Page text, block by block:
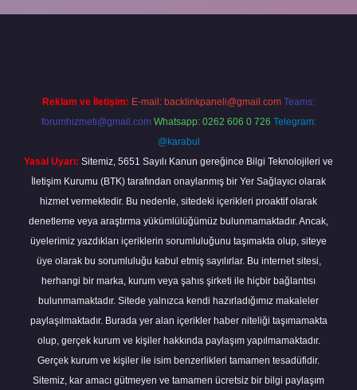
Reklam ve İletişim: E-mail: backlinkpaneli@gmail.com Teams:
forumhizmeti@gmail.com Whatsapp: 0262 606 0 726 Telegram:
@karabul
Yasal Uyarı: Sitemiz, 5651 Sayılı Kanun gereğince Bilgi Teknolojileri ve
İletişim Kurumu (BTK) tarafından onaylanmış bir Yer Sağlayıcı olarak
hizmet vermektedir. Bu nedenle, sitedeki içerikleri proaktif olarak
denetleme veya araştırma yükümlülüğümüz bulunmamaktadır. Ancak,
üyelerimiz yazdıkları içeriklerin sorumluluğunu taşımakta olup, siteye
üye olarak bu sorumluluğu kabul etmiş sayılırlar. Bu internet sitesi,
herhangi bir marka, kurum veya şahıs şirketi ile hiçbir bağlantısı
bulunmamaktadır. Sitede yalnızca kendi hazırladığımız makaleler
paylaşılmaktadır. Burada yer alan içerikler haber niteliği taşımamakta
olup, gerçek kurum ve kişiler hakkında paylaşım yapılmamaktadır.
Gerçek kurum ve kişiler ile isim benzerlikleri tamamen tesadüfidir.
Sitemiz, kar amacı gütmeyen ve tamamen ücretsiz bir bilgi paylaşım